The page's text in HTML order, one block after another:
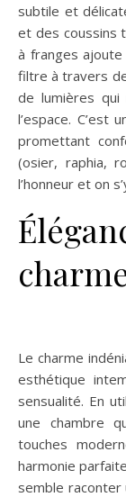
subtile et
et des coussins
à franges ajoute
filtre à travers
de lumières
l’espace. C’est
promettant
(osier, raphia,
l’honneur et on
Le charme
esthétique
sensualité. En
une chambre
touches
harmonie
semble raconter